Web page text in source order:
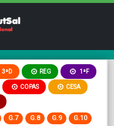
3ªD REG 1ªF
COPAS CESA
G.7 G.8 G.9
G.10